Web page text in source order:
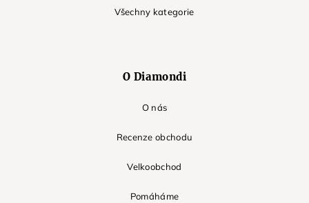
Všechny kategorie
O Diamondi
O nás
Recenze obchodu
Velkoobchod
Pomáháme